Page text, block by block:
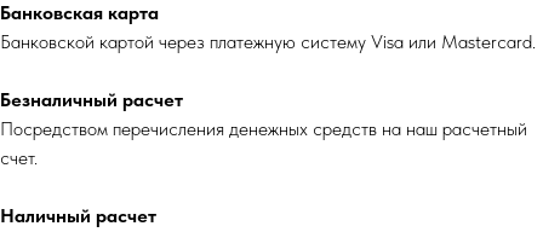
Банковская карта
Банковской картой через платежную систему Visa или Mastercard.
Безналичный расчет
Посредством перечисления денежных средств на наш расчетный
счет.
Наличный расчет